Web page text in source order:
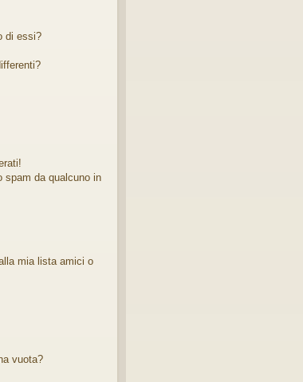
di essi?
spam da qualcuno in
mia lista amici o
vuota?